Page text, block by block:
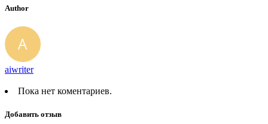
Author
aiwriter
Пока нет коментариев.
Добавить отзыв